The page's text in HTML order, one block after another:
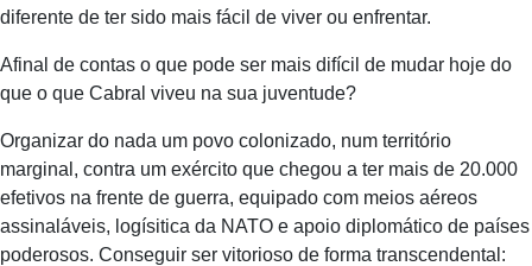
diferente de ter sido mais fácil de viver ou enfrentar.
Afinal de contas o que pode ser mais difícil de mudar hoje do
que o que Cabral viveu na sua juventude?
Organizar do nada um povo colonizado, num território
marginal, contra um exército que chegou a ter mais de 20.000
efetivos na frente de guerra, equipado com meios aéreos
assinaláveis, logísitica da NATO e apoio diplomático de países
poderosos. Conseguir ser vitorioso de forma transcendental: